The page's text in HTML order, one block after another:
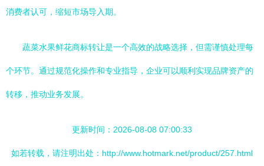
消费者认可，缩短市场导入期。
蔬菜水果鲜花商标转让是一个高效的战略选择，但需谨慎处理每
个环节。通过规范化操作和专业指导，企业可以顺利实现品牌资产的
转移，推动业务发展。
更新时间：2026-08-08 07:00:33
如若转载，请注明出处：http://www.hotmark.net/product/257.html